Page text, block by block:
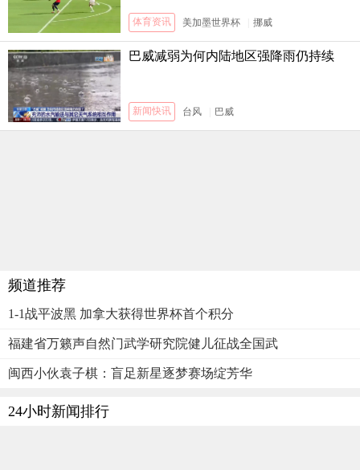
体育资讯 美加墨世界杯 挪威
巴威减弱为何内陆地区强降雨仍持续
新闻快讯 台风 巴威
频道推荐
1-1战平波黑 加拿大获得世界杯首个积分
福建省万籁声自然门武学研究院健儿征战全国武
闽西小伙袁子棋：盲足新星逐梦赛场绽芳华
24小时新闻排行